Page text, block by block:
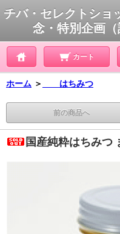
チバ・セレクトショ
念・特別企画（
カート
ホーム ＞ はちみつ
前の商品へ
国産純粋はちみつ